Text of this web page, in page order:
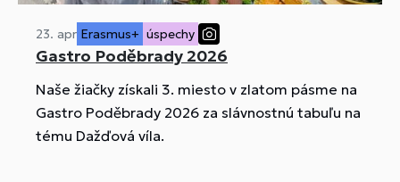
23. apr Erasmus+ úspechy
Gastro Poděbrady 2026
Naše žiačky získali 3. miesto v zlatom pásme na
Gastro Poděbrady 2026 za slávnostnú tabuľu na
tému Dažďová víla.